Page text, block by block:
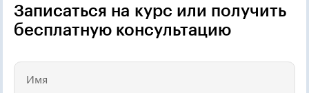
Записаться на курс или получить
бесплатную консультацию
Имя